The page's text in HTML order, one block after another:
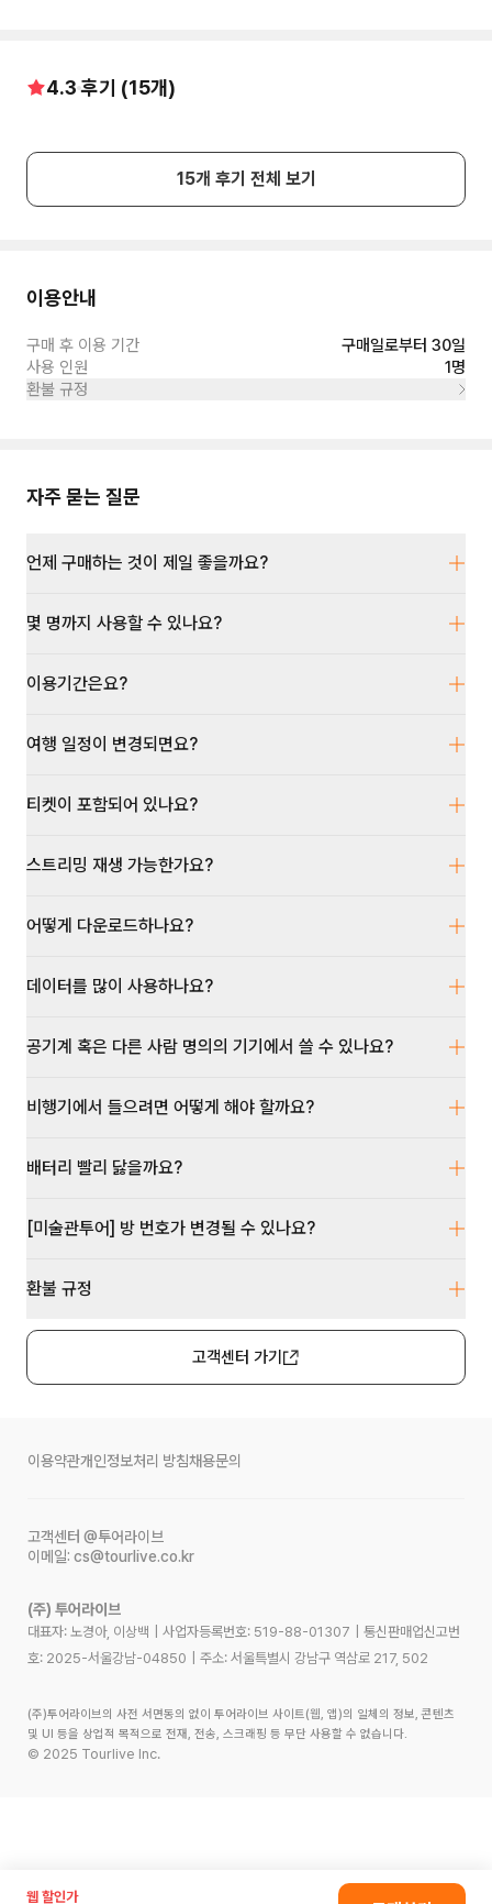
이
4.3 후기 (15개)
15개 후기 전체 보기
이용안내
구매 후 이용 기간
구매일로부터 30일
사용 인원
1명
환불 규정
자주 묻는 질문
언제 구매하는 것이 제일 좋을까요?
몇 명까지 사용할 수 있나요?
이용기간은요?
여행 일정이 변경되면요?
티켓이 포함되어 있나요?
스트리밍 재생 가능한가요?
어떻게 다운로드하나요?
데이터를 많이 사용하나요?
공기계 혹은 다른 사람 명의의 기기에서 쓸 수 있나요?
비행기에서 들으려면 어떻게 해야 할까요?
배터리 빨리 닳을까요?
[미술관투어] 방 번호가 변경될 수 있나요?
환불 규정
고객센터 가기
이용약관개인정보처리 방침채용문의
고객센터 @투어라이브
이메일: cs@tourlive.co.kr
(주) 투어라이브
대표자: 노경아, 이상백 사업자등록번호: 519-88-01307
통신판매업신고번
호: 2025-서울강남-04850 주소: 서울특별시 강남구 역삼로 217, 502
(주)투어라이브의 사전 서면동의 없이 투어라이브 사이트(웹, 앱)의 일체의 정보, 콘텐츠
및 UI 등을 상업적 목적으로 전재, 전송, 스크래핑 등 무단 사용할 수 없습니다.
© 2025 Tourlive Inc.
웹 할인가